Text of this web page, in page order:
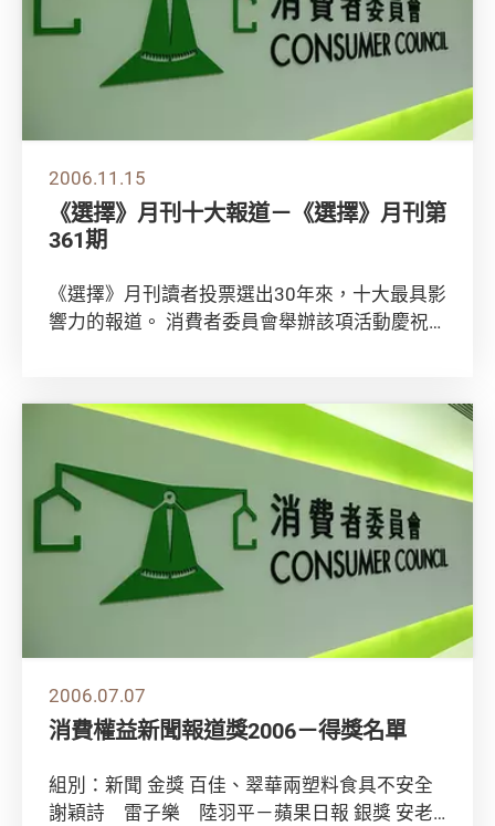
2006.11.15
《選擇》月刊十大報道－《選擇》月刊第
361期
《選擇》月刊讀者投票選出30年來，十大最具影
響力的報道。 消費者委員會舉辦該項活動慶祝
2006.07.07
消費權益新聞報道獎2006－得獎名單
組別：新聞 金獎 百佳、翠華兩塑料食具不安全
謝穎詩 雷子樂 陸羽平－蘋果日報 銀獎 安老